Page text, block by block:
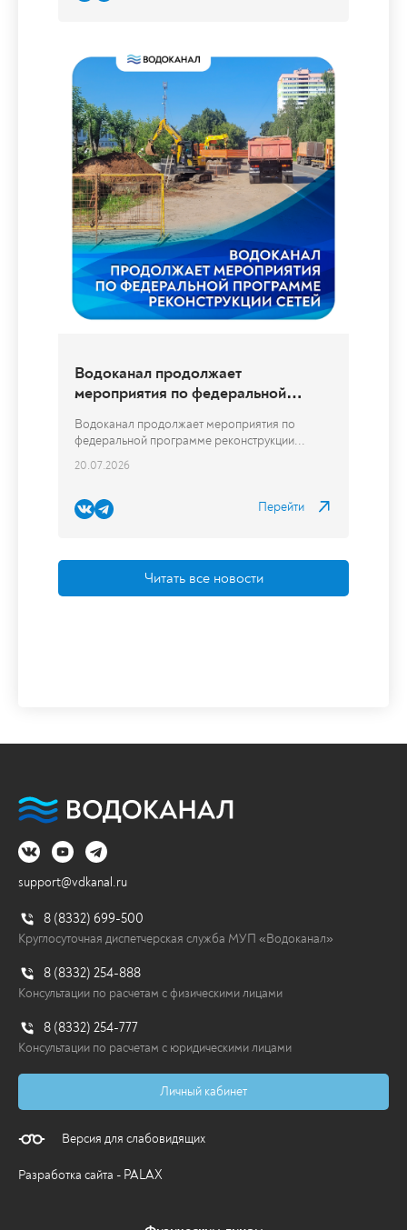
Установка новых люков колодцев на
дороге
Сотрудники Водоканала провели работы по
восстановлению дорожного покрытия в...
04.08.2026
Перейти
федеральной программе реконструкции...
Читать все новости
support@vdkanal.ru
8 (8332) 699-500
Круглосуточная диспетчерская служба МУП «Водоканал»
8 (8332) 254-888
Консультации по расчетам с физическими лицами
8 (8332) 254-777
Консультации по расчетам с юридическими лицами
Личный кабинет
Версия для слабовидящих
Разработка сайта - PALAX